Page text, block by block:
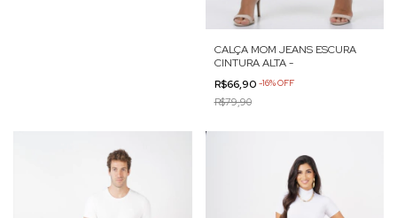
CALÇA MOM JEANS ESCURA
CINTURA ALTA -
R$66,90 -16%OFF
R$79,90